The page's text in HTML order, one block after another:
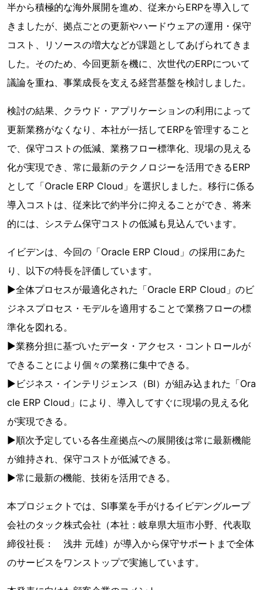
半から積極的な海外展開を進め、従来からERPを導入して
きましたが、拠点ごとの更新やハードウェアの運用・保守
コスト、リソースの増大などが課題としてあげられてきま
した。そのため、今回更新を機に、次世代のERPについて
議論を重ね、事業成長を支える経営基盤を検討しました。
検討の結果、クラウド・アプリケーションの利用によって
更新業務がなくなり、本社が一括してERPを管理すること
で、保守コストの低減、業務フロー標準化、現場の見える
化が実現でき、常に最新のテクノロジーを活用できるERP
として「Oracle ERP Cloud」を選択しました。移行に係る
導入コストは、従来比で約半分に抑えることができ、将来
的には、システム保守コストの低減も見込んでいます。
イビデンは、今回の「Oracle ERP Cloud」の採用にあた
り、以下の特長を評価しています。
▶全体プロセスが最適化された「Oracle ERP Cloud」のビ
ジネスプロセス・モデルを適用することで業務フローの標
準化を図れる。
▶業務分担に基づいたデータ・アクセス・コントロールが
できることにより個々の業務に集中できる。
▶ビジネス・インテリジェンス（BI）が組み込まれた「Ora
cle ERP Cloud」により、導入してすぐに現場の見える化
が実現できる。
▶順次予定している各生産拠点への展開後は常に最新機能
が維持され、保守コストが低減できる。
▶常に最新の機能、技術を活用できる。
本プロジェクトでは、SI事業を手がけるイビデングループ
会社のタック株式会社（本社：岐阜県大垣市小野、代表取
締役社長： 浅井 元雄）が導入から保守サポートまで全体
のサービスをワンストップで実施しています。